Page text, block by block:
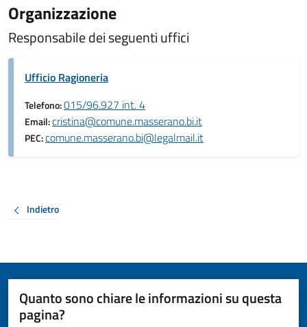
Organizzazione
Responsabile dei seguenti uffici
Ufficio Ragioneria
Telefono:015/96.927 int. 4
Email:cristina@comune.masserano.bi.it
PEC:comune.masserano.bi@legalmail.it
Indietro
Quanto sono chiare le informazioni su questa
pagina?